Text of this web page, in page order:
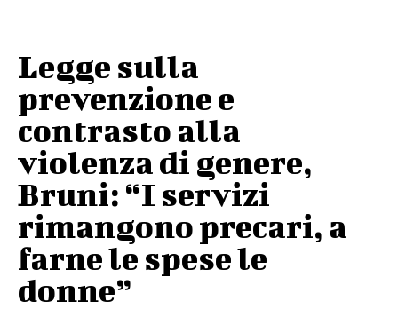
Legge sulla
prevenzione e
contrasto alla
violenza di genere,
Bruni: “I servizi
rimangono precari, a
farne le spese le
donne”